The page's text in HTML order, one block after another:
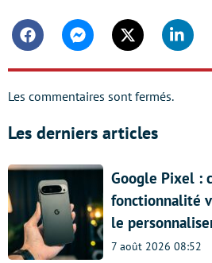
FacebookMessengerTwitter
Les commentaires sont fermés.
Les derniers articles
Google Pixel :
fonctionnalité
le
7 août 2026 08:52